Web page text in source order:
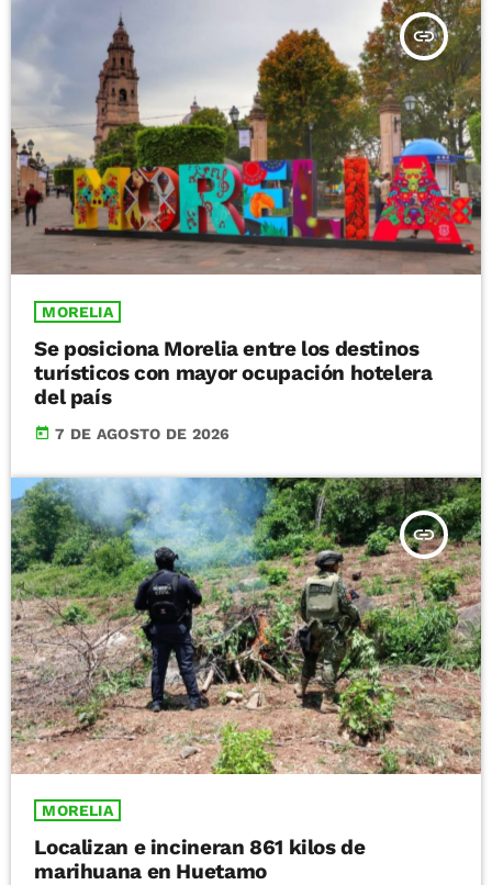
insert_link
MORELIA
Se posiciona Morelia entre los destinos
turísticos con mayor ocupación hotelera
del país
today 7 DE AGOSTO DE 2026
insert_link
MORELIA
Localizan e incineran 861 kilos de
marihuana en Huetamo